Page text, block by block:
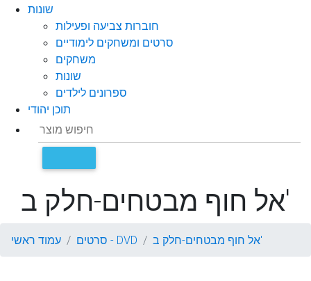
שונות
חוברות צביעה ופעילות
סרטים ומשחקים לימודיים
משחקים
שונות
ספרונים לילדים
תוכן יהודי
אל חוף מבטחים-חלק ב'
עמוד ראשי סרטים - DVD אל חוף מבטחים-חלק ב'